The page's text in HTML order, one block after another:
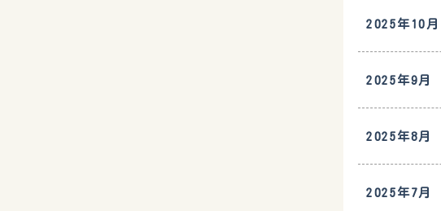
2025年10月
2025年9月
2025年8月
2025年7月